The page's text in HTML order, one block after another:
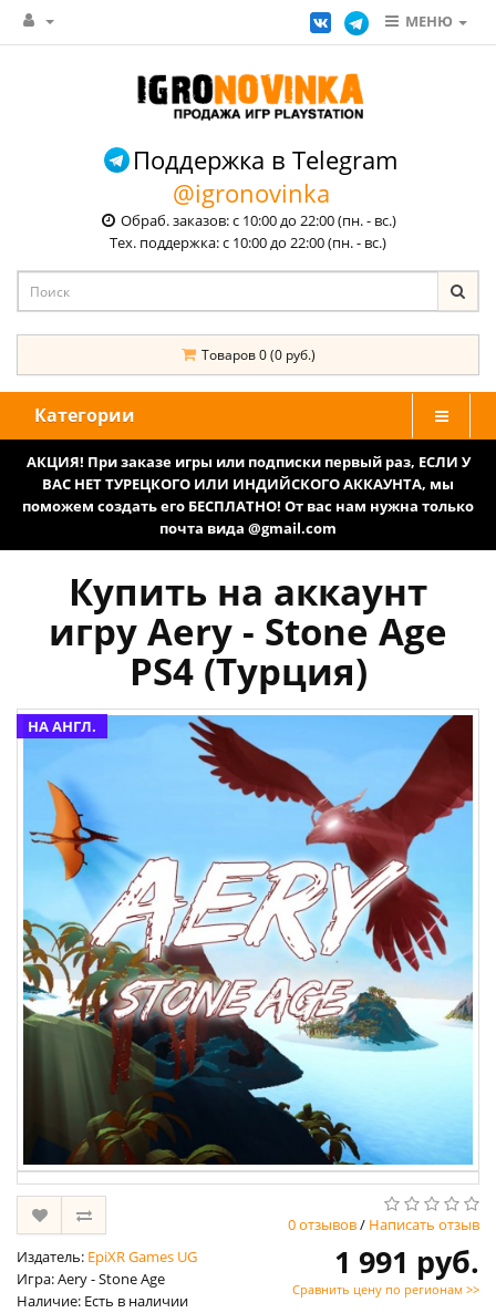
МЕНЮ
Поддержка в Telegram
@igronovinka
Обраб. заказов: с 10:00 до 22:00 (пн. - вс.)
Тех. поддержка: с 10:00 до 22:00 (пн. - вс.)
Товаров 0 (0 руб.)
Категории
АКЦИЯ! При заказе игры или подписки первый раз, ЕСЛИ У
ВАС НЕТ ТУРЕЦКОГО ИЛИ ИНДИЙСКОГО АККАУНТА, мы
поможем создать его БЕСПЛАТНО! От вас нам нужна только
почта вида @gmail.com
Купить на аккаунт
игру Aery - Stone Age
PS4 (Турция)
НА АНГЛ.
0 отзывов/ Написать отзыв
Издатель: EpiXR Games UG
Игра: Aery - Stone Age
Наличие: Есть в наличии
1 991 руб.
Сравнить цену по регионам >>